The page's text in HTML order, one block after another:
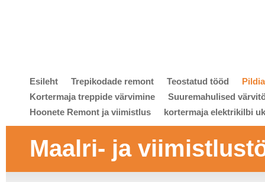
Esileht Trepikodade remont Teostatud tööd
Kortermaja treppide värvimine
Suuremahulised
Hoonete Remont ja viimistlus
kortermaja elektrikilbi
Maalri- ja